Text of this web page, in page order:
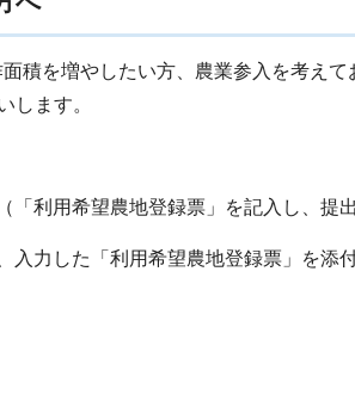
積を増やしたい方、農業参入を考え
します。
「利用希望農地登録票」を記入し、提
入力した「利用希望農地登録票」を添